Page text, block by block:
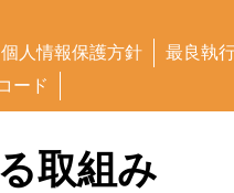
個人情報保護方針 最良執
ード
取組み